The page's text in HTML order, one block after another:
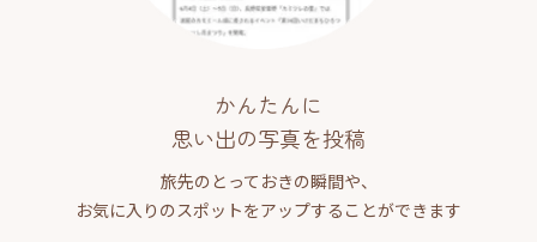
かんたんに
思い出の写真を投稿
旅先のとっておきの瞬間や、
お気に入りのスポットをアップすることができます